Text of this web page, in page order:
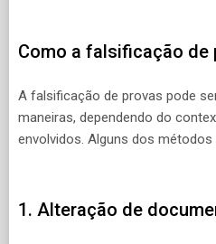
Como a falsificação de
A falsificação de provas pode
maneiras, dependendo do
envolvidos. Alguns dos
1. Alteração de